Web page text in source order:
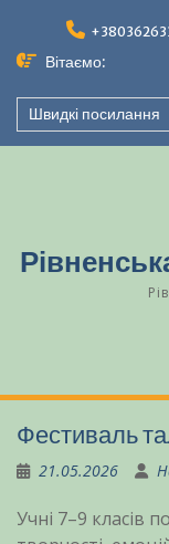
вмісту Вітаємо:
Швидкі посилання
Фестиваль
21.05.2026
Учні 7–9 класів